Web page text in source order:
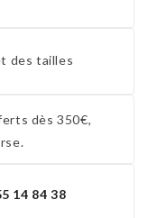
des tailles
dès 350€,
14 84 38